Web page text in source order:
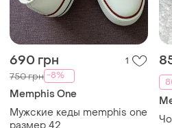
690 грн 1
750 грн -8%
Memphis One
Мужские кеды memphis one